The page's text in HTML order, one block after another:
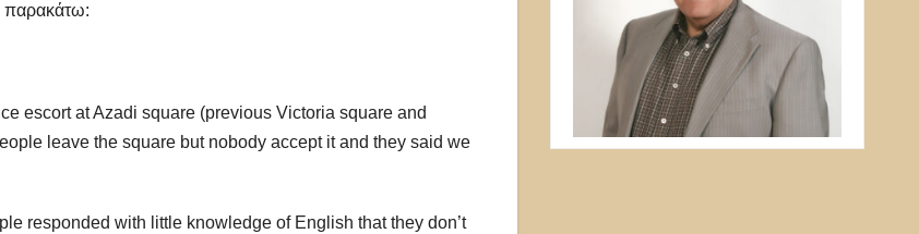
παρακάτω:
escort at Azadi square (previous Victoria square and
leave the square but nobody accept it and they said we
responded with little knowledge of English that they don’t